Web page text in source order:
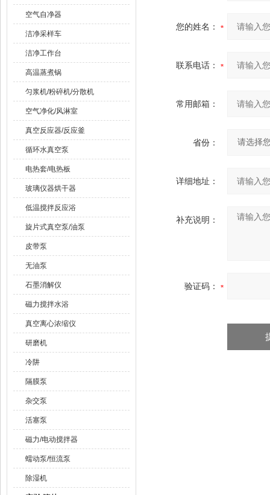
空气自净器
洁净采样车
洁净工作台
高温蒸煮锅
匀浆机/粉碎机/分散机
空气净化/风淋室
真空反应器/反应釜
循环水真空泵
电热套/电热板
玻璃仪器烘干器
低温搅拌反应浴
旋片式真空泵/油泵
皮带泵
无油泵
石墨消解仪
磁力搅拌水浴
真空离心浓缩仪
研磨机
冷阱
隔膜泵
杂交泵
活塞泵
磁力/电动搅拌器
蠕动泵/恒流泵
除湿机
您的姓名：
联系电话：
常用邮箱：
省份：
详细地址：
补充说明：
验证码：